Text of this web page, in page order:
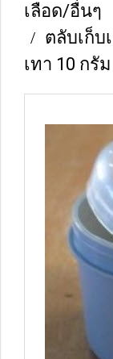
เลือด/อื่นๆ
ตลับเก็บ
เทา 10 กรัม